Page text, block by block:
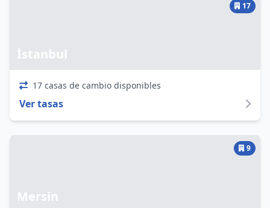
İstanbul
17
17 casas de cambio disponibles
Ver tasas
Mersin
9